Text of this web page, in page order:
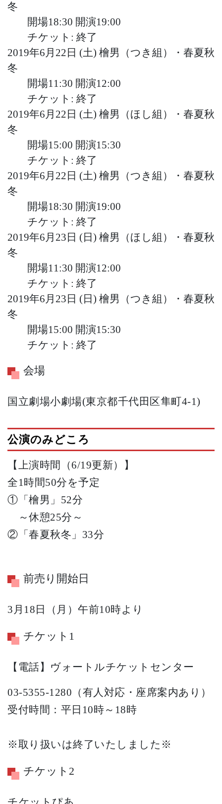
冬
開場18:30 開演19:00
チケット: 終了
2019年6月22日 (土) 檜男（つき組）・春夏秋
冬
開場11:30 開演12:00
チケット: 終了
2019年6月22日 (土) 檜男（ほし組）・春夏秋
冬
開場15:00 開演15:30
チケット: 終了
2019年6月22日 (土) 檜男（つき組）・春夏秋
冬
開場18:30 開演19:00
チケット: 終了
2019年6月23日 (日) 檜男（ほし組）・春夏秋
冬
開場11:30 開演12:00
チケット: 終了
2019年6月23日 (日) 檜男（つき組）・春夏秋
冬
開場15:00 開演15:30
チケット: 終了
会場
国立劇場小劇場(東京都千代田区隼町4-1)
公演のみどころ
【上演時間（6/19更新）】
全1時間50分を予定
①「檜男」52分
～休憩25分～
②「春夏秋冬」33分
前売り開始日
3月18日（月）午前10時より
チケット1
【電話】ヴォートルチケットセンター
03-5355-1280（有人対応・座席案内あり）
受付時間：平日10時～18時
※取り扱いは終了いたしました※
チケット2